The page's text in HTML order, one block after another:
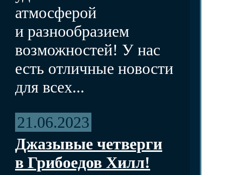
атмосферой
и разнообразием
возможностей! У нас
есть отличные новости
для всех...
21.06.2023
Джазывые четверги
в Грибоедов Хилл!